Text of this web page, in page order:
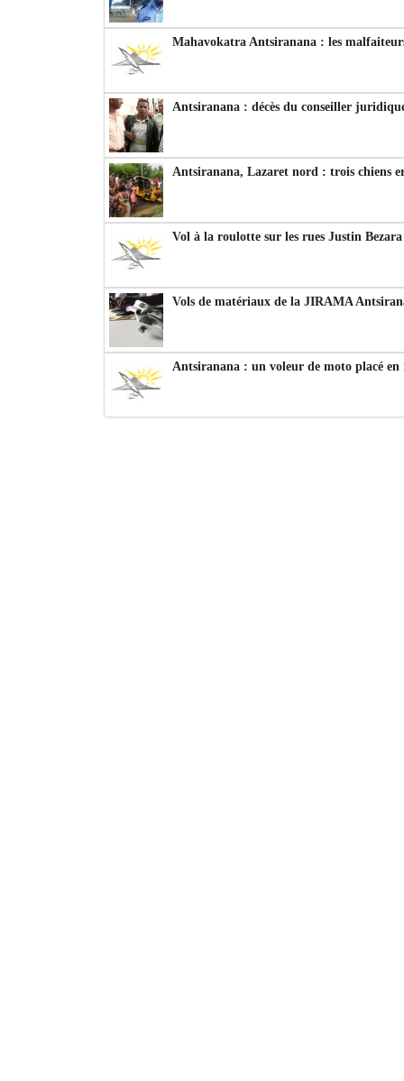
Mahavokatra Antsiranana : les
Antsiranana : décès du conseiller
Antsiranana, Lazaret nord : trois chiens
Vol à la roulotte sur les rues Justin
Vols de matériaux de la JIRAMA
Antsiranana : un voleur de moto placé en